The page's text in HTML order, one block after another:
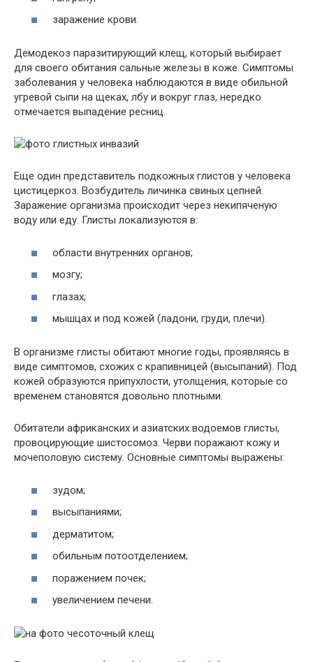
заражение крови.
Демодекоз паразитирующий клещ, который выбирает
для своего обитания сальные железы в коже. Симптомы
заболевания у человека наблюдаются в виде обильной
угревой сыпи на щеках, лбу и вокруг глаз, нередко
отмечается выпадение ресниц.
Еще один представитель подкожных глистов у человека
цистицеркоз. Возбудитель личинка свиных цепней.
Заражение организма происходит через некипяченую
воду или еду. Глисты локализуются в:
области внутренних органов;
мозгу;
глазах;
мышцах и под кожей (ладони, груди, плечи).
В организме глисты обитают многие годы, проявляясь в
виде симптомов, схожих с крапивницей (высыпаний). Под
кожей образуются припухлости, утолщения, которые со
временем становятся довольно плотными.
Обитатели африканских и азиатских водоемов глисты,
провоцирующие шистосомоз. Черви поражают кожу и
мочеполовую систему. Основные симптомы выражены:
зудом;
высыпаниями;
дерматитом;
обильным потоотделением;
поражением почек;
увеличением печени.